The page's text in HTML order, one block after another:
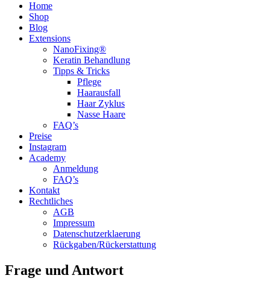
Home
Shop
Blog
Extensions
NanoFixing®
Keratin Behandlung
Tipps & Tricks
Pflege
Haarausfall
Haar Zyklus
Nasse Haare
FAQ’s
Preise
Instagram
Academy
Anmeldung
FAQ’s
Kontakt
Rechtliches
AGB
Impressum
Datenschutzerklaerung
Rückgaben/Rückerstattung
Frage und Antwort